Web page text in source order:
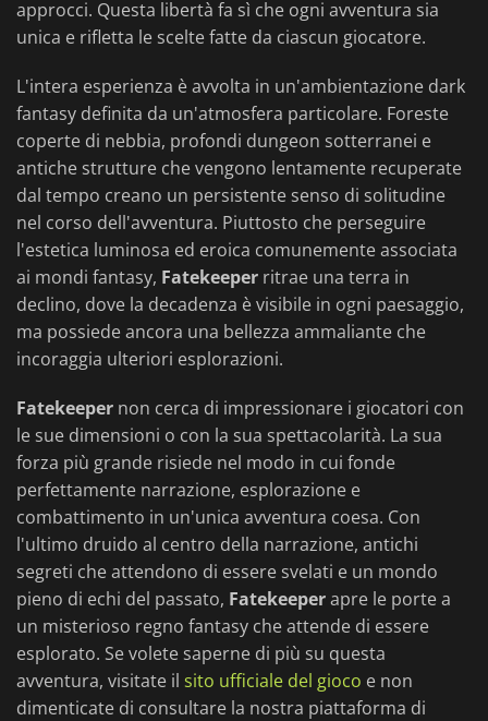
approcci. Questa libertà fa sì che ogni avventura sia
unica e rifletta le scelte fatte da ciascun giocatore.
L'intera esperienza è avvolta in un'ambientazione dark
fantasy definita da un'atmosfera particolare. Foreste
coperte di nebbia, profondi dungeon sotterranei e
antiche strutture che vengono lentamente recuperate
dal tempo creano un persistente senso di solitudine
nel corso dell'avventura. Piuttosto che perseguire
l'estetica luminosa ed eroica comunemente associata
ai mondi fantasy, Fatekeeper ritrae una terra in
declino, dove la decadenza è visibile in ogni paesaggio,
ma possiede ancora una bellezza ammaliante che
incoraggia ulteriori esplorazioni.
Fatekeeper non cerca di impressionare i giocatori con
le sue dimensioni o con la sua spettacolarità. La sua
forza più grande risiede nel modo in cui fonde
perfettamente narrazione, esplorazione e
combattimento in un'unica avventura coesa. Con
l'ultimo druido al centro della narrazione, antichi
segreti che attendono di essere svelati e un mondo
pieno di echi del passato, Fatekeeperapre le porte a
un misterioso regno fantasy che attende di essere
esplorato. Se volete saperne di più su questa
avventura, visitate il sito ufficiale del gioco e non
dimenticate di consultare la nostra piattaforma di